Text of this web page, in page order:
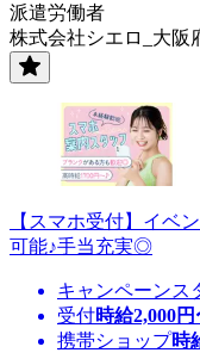
派遣労働者
株式会社シエロ_大
【スマホ受付】イベ
可能♪手当充実◎
キャンペーンス
受付時給2,000
携帯ショップ時